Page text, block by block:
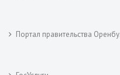
Портал правительства Оренбургской области